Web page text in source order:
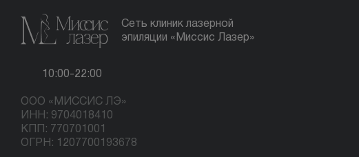
Сеть клиник лазерной
эпиляции «Миссис Лазер»
10:00-22:00
ООО «МИССИС ЛЭ»
ИНН: 9704018410
КПП: 770701001
ОГРН: 1207700193678